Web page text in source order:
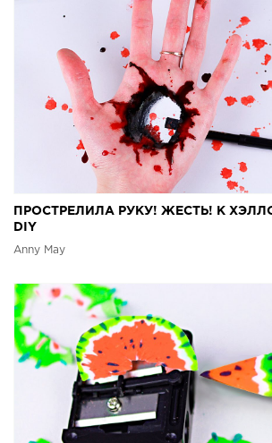
ПРОСТРЕЛИЛА РУКУ! ЖЕСТЬ! К
DIY
Anny May